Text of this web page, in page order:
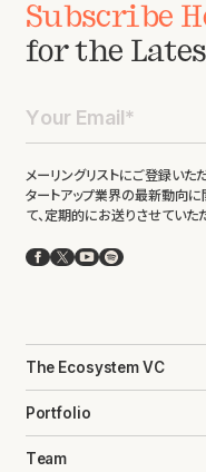
Subscribe
for the
メーリングリストにご登録い
タートアップ業界の最新動向
て、定期的にお送りさせていた
Facebook
X YouTube
Spotify
The Ecosystem VC
Portfolio
Team